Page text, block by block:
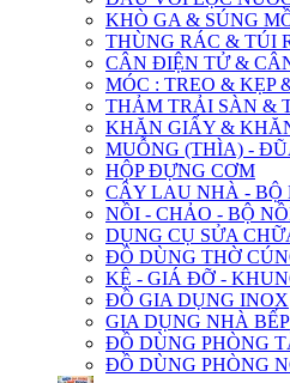
KHÒ GA & SÚNG
THÙNG RÁC & TÚI
CÂN ĐIỆN TỬ &
MÓC : TREO & KẸP
THẢM TRẢI SÀN &
KHĂN GIẤY &
MUỖNG (THÌA) -
HỘP ĐỰNG CƠM
CÂY LAU NHÀ - BỘ
NỒI - CHẢO - BỘ
DỤNG CỤ SỬA
ĐỒ DÙNG THỜ
KỆ - GIÁ ĐỠ -
ĐỒ GIA DỤNG INOX
GIA DỤNG NHÀ BẾP
ĐỒ DÙNG PHÒNG
ĐỒ DÙNG PHÒNG